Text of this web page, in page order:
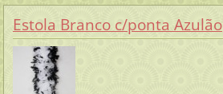
Estola Branco c/ponta Azulão